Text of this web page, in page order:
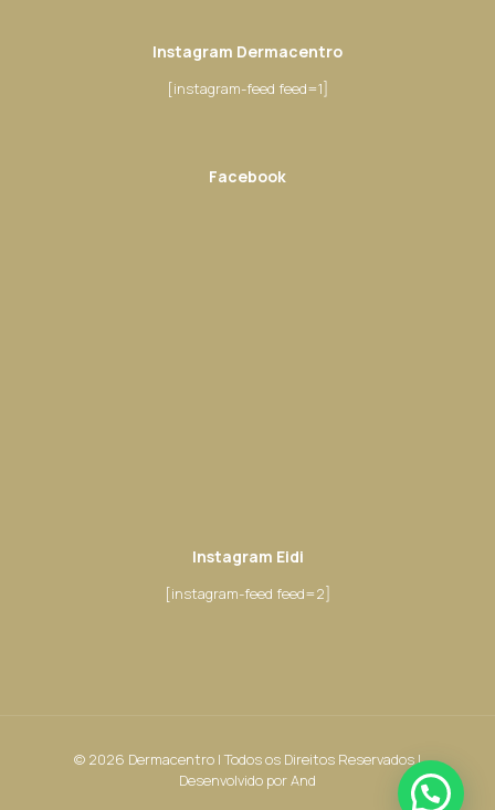
Instagram Dermacentro
[instagram-feed feed=1]
Facebook
Instagram Eidi
[instagram-feed feed=2]
© 2026 Dermacentro | Todos os Direitos Reservados |
Desenvolvido porAnd